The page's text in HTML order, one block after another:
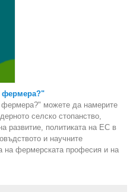
фермера?"
фермера?" можете да намерите
селско стопанство,
развитие, политиката на ЕС в
и научните
на фермерската професия и на